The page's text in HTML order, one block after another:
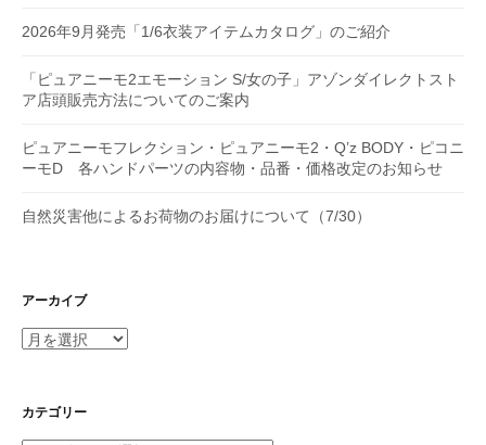
2026年9月発売「1/6衣装アイテムカタログ」のご紹介
「ピュアニーモ2エモーション S/女の子」アゾンダイレクトスト
ア店頭販売方法についてのご案内
ピュアニーモフレクション・ピュアニーモ2・Q’z BODY・ピコニ
ーモD 各ハンドパーツの内容物・品番・価格改定のお知らせ
自然災害他によるお荷物のお届けについて（7/30）
アーカイブ
ア
イ
カテゴリー